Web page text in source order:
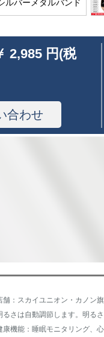
ルバーメタルバンド
2,985 円(税
合わせ